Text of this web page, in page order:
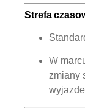
Strefa
W
zmiany